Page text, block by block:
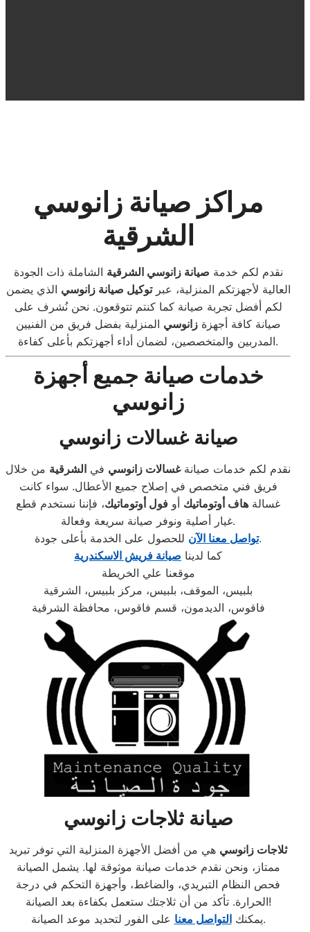
مراكز صيانة زانوسي
الشرقية
نقدم لكم خدمة صيانة زانوسي الشرقية الشاملة ذات الجودة
العالية لأجهزتكم المنزلية، عبرتوكيل صيانة زانوسي الذي يضمن
لكم أفضل تجربة صيانة كما كنتم تتوقعون. نحن نُشرف على
صيانة كافة أجهزةزانوسي المنزلية بفضل فريق من الفنيين
المدربين والمتخصصين، لضمان أداء أجهزتكم بأعلى كفاءة.
خدمات صيانة جميع أجهزة
زانوسي
صيانة غسالات زانوسي
نقدم لكم خدمات صيانةغسالات زانوسي في الشرقية من خلال
فريق فني متخصص في إصلاح جميع الأعطال. سواء كانت
غسالة هاف أوتوماتيك أو فول أوتوماتيك، فإننا نستخدم قطع
غيار أصلية ونوفر صيانة سريعة وفعالة.
تواصل معنا الآنللحصول على الخدمة بأعلى جودة.
كما لدينا صيانة فريش الاسكندرية
موقعنا علي الخريطة
بلبيس، الموقف، بلبيس، مركز بلبيس، الشرقية
فاقوس، الديدمون، قسم فاقوس، محافظة الشرقية
صيانة ثلاجات زانوسي
ثلاجات زانوسي هي من أفضل الأجهزة المنزلية التي توفر تبريد
ممتاز، ونحن نقدم خدمات صيانة موثوقة لها. يشمل الصيانة
فحص النظام التبريدي، والضاغط، وأجهزة التحكم في درجة
الحرارة. تأكد من أن ثلاجتك ستعمل بكفاءة بعد الصيانة!
يمكنكالتواصل معنا على الفور لتحديد موعد الصيانة.